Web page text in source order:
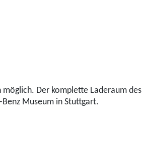
Der komplette Laderaum des
Museum in Stuttgart.